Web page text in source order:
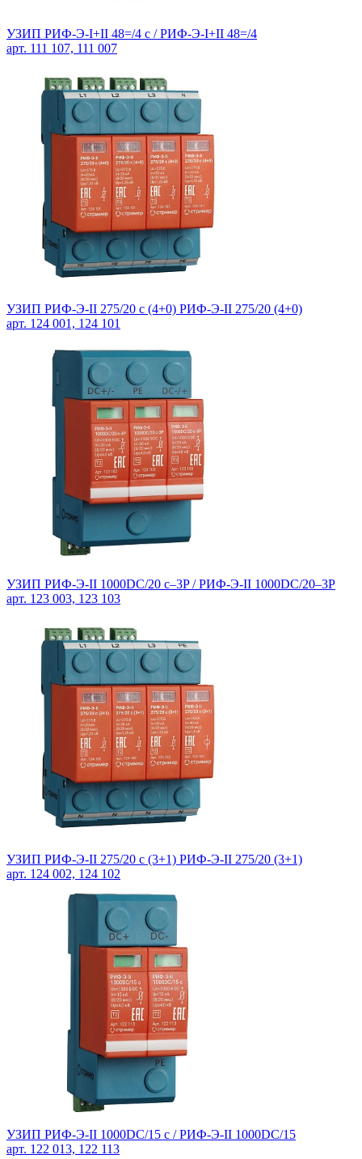
УЗИП РИФ-Э-I+II 48=/4 c / РИФ-Э-I+II 48=/4
арт. 111 107, 111 007
УЗИП РИФ-Э-II 275/20 c (4+0) РИФ-Э-II 275/20 (4+0)
арт. 124 001, 124 101
УЗИП РИФ-Э-II 1000DC/20 с–3P / РИФ-Э-II 1000DC/20–3P
арт. 123 003, 123 103
УЗИП РИФ-Э-II 275/20 c (3+1) РИФ-Э-II 275/20 (3+1)
арт. 124 002, 124 102
УЗИП РИФ-Э-II 1000DC/15 с / РИФ-Э-II 1000DC/15
арт. 122 013, 122 113